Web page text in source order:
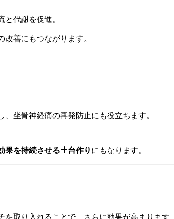
代謝を促進。
善にもつながります。
坐骨神経痛の再発防止にも役立ちます。
果を持続させる土台作り にもなります。
取り入れることで、さらに効果が高まります。